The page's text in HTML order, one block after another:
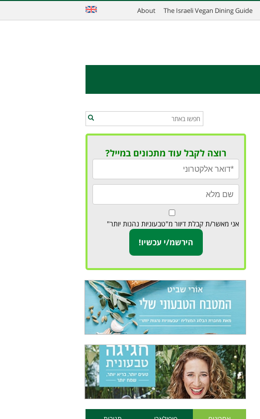
The Israeli Vegan Dining Guide
About
רוצה לקבל עוד מתכונים במייל?
אני מאשר/ת קבלת דיוור מ"טבעוניות נהנות יותר"